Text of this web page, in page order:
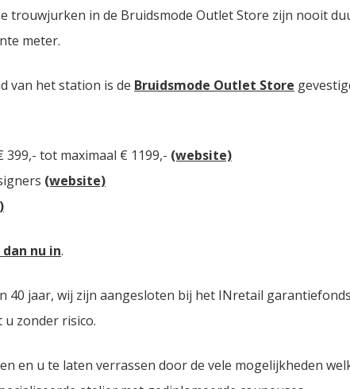
trouwjurken in de Bruidsmode Outlet Store zijn nooit
meter.
van het station is de Bruidsmode Outlet Store
tot maximaal € 1199,- (website)
(website)
nu in.
40 jaar, wij zijn aangesloten bij het INretail
zonder risico.
en u te laten verrassen door de vele mogelijkheden